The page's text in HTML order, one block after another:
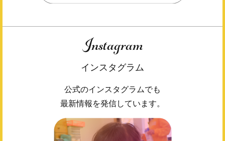
Instagram
インスタグラム
公式のインスタグラムでも
最新情報を発信しています。